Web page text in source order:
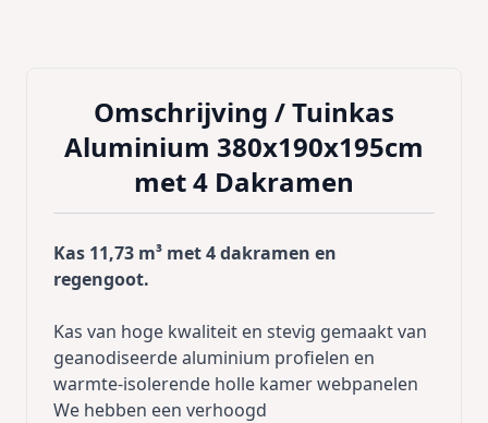
Omschrijving /Tuinkas
Aluminium 380x190x195cm
met 4 Dakramen
Kas 11,73 m³ met 4 dakramen en
regengoot.
Kas van hoge kwaliteit en stevig gemaakt van
geanodiseerde aluminium profielen en
warmte-isolerende holle kamer webpanelen
We hebben een verhoogd